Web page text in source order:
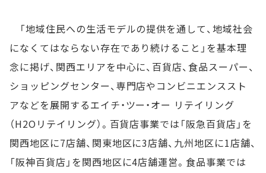
「地域住民への生活モデルの提供を通して、地域社会
になくてはならない存在であり続けること」を基本理
念に掲げ、関西エリアを中心に、百貨店、食品スーパー、
ショッピングセンター、専門店やコンビニエンススト
アなどを展開するエイチ・ツー・オー リテイリング
（H2Oリテイリング）。百貨店事業では「阪急百貨店」を
関西地区に7店舗、関東地区に3店舗、九州地区に1店舗、
「阪神百貨店」を関西地区に4店舗運営。食品事業では